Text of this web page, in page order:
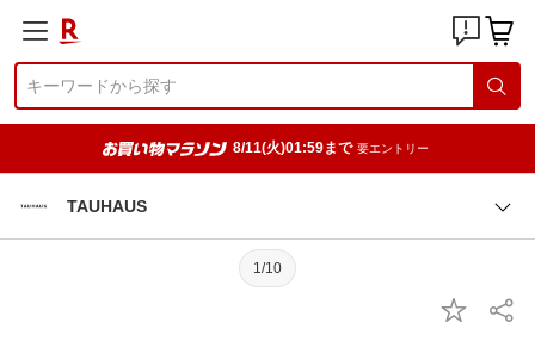
8/11(火)01:59まで 要エントリー
TAUHAUS
1/10